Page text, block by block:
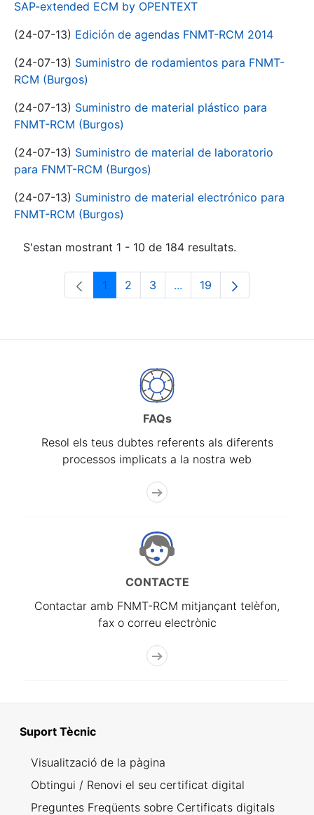
SAP-extended ECM by OPENTEXT
(24-07-13) Edición de agendas FNMT-RCM 2014
(24-07-13) Suministro de rodamientos para FNMT-
RCM (Burgos)
(24-07-13) Suministro de material plástico para
FNMT-RCM (Burgos)
(24-07-13) Suministro de material de laboratorio
para FNMT-RCM (Burgos)
(24-07-13) Suministro de material electrónico para
FNMT-RCM (Burgos)
S'estan mostrant 1 - 10 de 184 resultats.
Pàgina
1 Pàgina
2 Pàgina
3 ...Pàgines intermèdies
Pàgina
19
FAQs
Resol els teus dubtes referents als diferents
processos implicats a la nostra web
CONTACTE
Contactar amb FNMT-RCM mitjançant telèfon,
fax o correu electrònic
Suport Tècnic
Visualització de la pàgina
Obtingui / Renovi el seu certificat digital
Preguntes Freqüents sobre Certificats digitals